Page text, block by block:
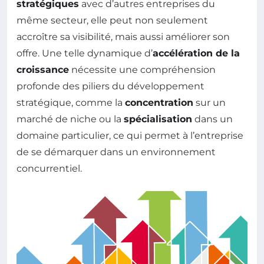
stratégiques avec d’autres entreprises du
même secteur, elle peut non seulement
accroître sa visibilité, mais aussi améliorer son
offre. Une telle dynamique d’accélération de la
croissance nécessite une compréhension
profonde des piliers du développement
stratégique, comme la concentration sur un
marché de niche ou la spécialisation dans un
domaine particulier, ce qui permet à l’entreprise
de se démarquer dans un environnement
concurrentiel.